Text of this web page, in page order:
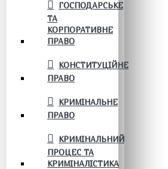
ГОСПОДАРСЬКЕ
ТА
КОРПОРАТИВНЕ
ПРАВО
КОНСТИТУЦІЙНЕ
ПРАВО
КРИМІНАЛЬНЕ
ПРАВО
КРИМІНАЛЬНИЙ
ПРОЦЕС ТА
КРИМІНАЛІСТИКА